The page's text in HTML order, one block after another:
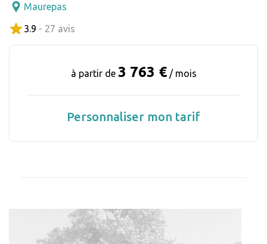
Maurepas
3.9 - 27 avis
à partir de 3 763 € / mois
Personnaliser mon tarif